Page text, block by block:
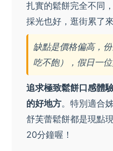
扎實的鬆餅完全不同
採光也好，逛街累了
缺點是價格偏高，
吃不飽），假日一位
追求極致鬆餅口感體
的好地方。特別適合
舒芙蕾鬆餅都是現點
20分鐘喔！